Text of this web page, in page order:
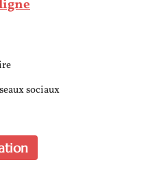
sociaux